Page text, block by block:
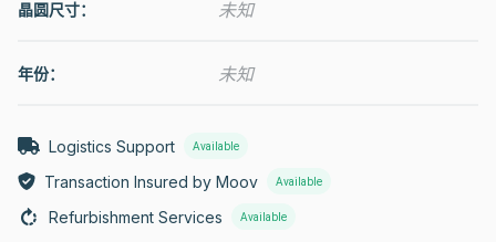
晶圆尺寸： 未知
年份： 未知
Logistics Support Available
Transaction Insured by Moov Available
Refurbishment Services Available